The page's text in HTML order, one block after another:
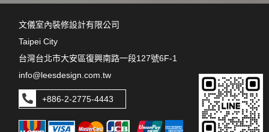
文儀室內裝修設計有限公司
Taipei City
台灣台北市大安區復興南路一段127號6F-1
info@leesdesign.com.tw
+886-2-2775-4443